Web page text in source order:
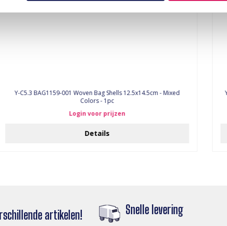
Y-C5.3 BAG1159-001 Woven Bag Shells 12.5x14.5cm - Mixed
Colors - 1pc
Login voor prijzen
Details
artikelen! Snelle levering